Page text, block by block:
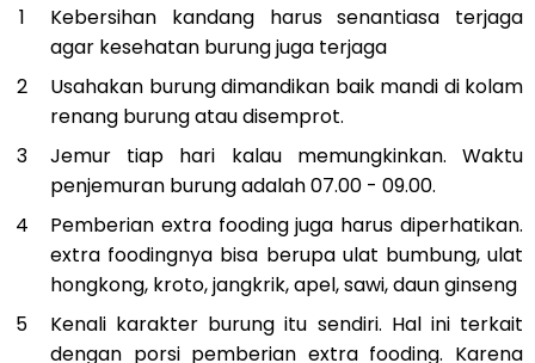
Kebersihan kandang harus senantiasa terjaga
agar kesehatan burung juga terjaga
Usahakan burung dimandikan baik mandi di kolam
renang burung atau disemprot.
Jemur tiap hari kalau memungkinkan. Waktu
penjemuran burung adalah 07.00 - 09.00.
Pemberian extra fooding juga harus diperhatikan.
extra foodingnya bisa berupa ulat bumbung, ulat
hongkong, kroto, jangkrik, apel, sawi, daun ginseng
Kenali karakter burung itu sendiri. Hal ini terkait
dengan porsi pemberian extra fooding. Karena